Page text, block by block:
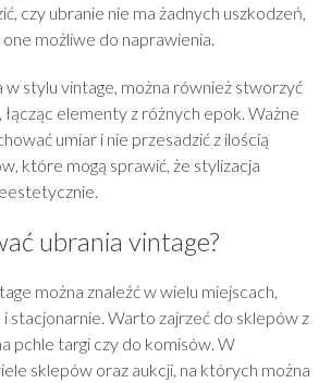
czy ubranie nie ma żadnych uszkodzeń,
możliwe do naprawienia.
w stylu vintage, można również stworzyć
elementy z różnych epok. Ważne
umiar i nie przesadzić z ilością
które mogą sprawić, że stylizacja
ubrania vintage?
można znaleźć w wielu miejscach,
i stacjonarnie. Warto zajrzeć do sklepów z
pchle targi czy do komisów. W
sklepów oraz aukcji, na których można